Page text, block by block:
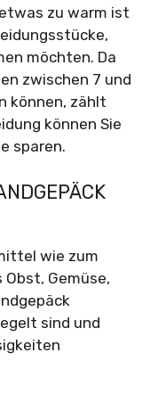
zu warm ist
möchten. Da
zwischen 7 und
können, zählt
können Sie
sparen.
wie zum
Gemüse,
sind und